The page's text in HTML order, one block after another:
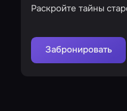
Раскройте тайны
Забронировать